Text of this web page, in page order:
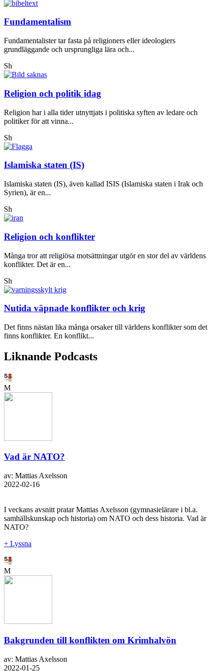
Fundamentalism
Fundamentalister tar fasta på religioners eller ideologiers
grundläggande och ursprungliga lära och...
Sh
Religion och politik idag
Religion har i alla tider utnyttjats i politiska syften av ledare och
politiker för att vinna...
Sh
Islamiska staten (IS)
Islamiska staten (IS), även kallad ISIS (Islamiska staten i Irak och
Syrien), är en...
Sh
Religion och konflikter
Många tror att religiösa motsättningar utgör en stor del av världens
konflikter. Det är en...
Sh
Nutida väpnade konflikter och krig
Det finns nästan lika många orsaker till världens konflikter som det
finns konflikter. En konflikt...
Liknande Podcasts
M
Vad är NATO?
av: Mattias Axelsson
2022-02-16
I veckans avsnitt pratar Mattias Axelsson (gymnasielärare i bl.a.
samhällskunskap och historia) om NATO och dess historia. Vad är
NATO?
+ Lyssna
M
Bakgrunden till konflikten om Krimhalvön
av: Mattias Axelsson
2022-01-25